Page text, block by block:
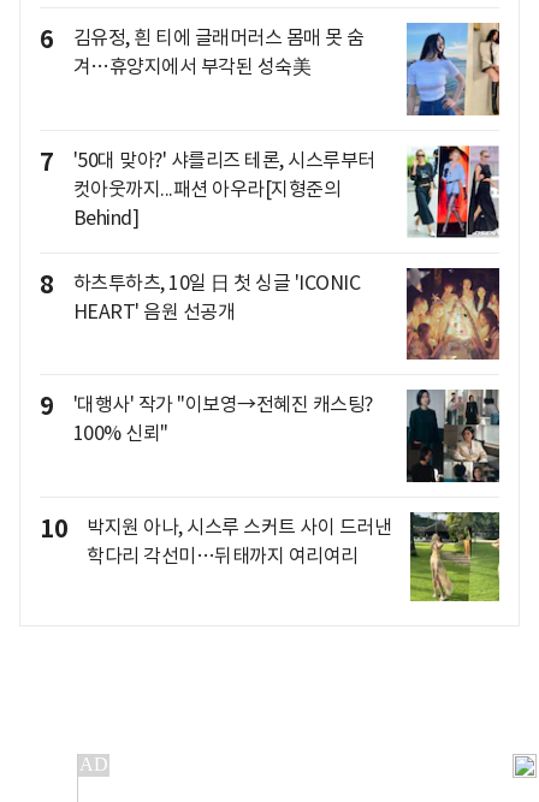
6
김유정, 흰 티에 글래머러스 몸매 못 숨
겨…휴양지에서 부각된 성숙美
7
'50대 맞아?' 샤를리즈 테론, 시스루부터
컷아웃까지...패션 아우라[지형준의
Behind]
8
하츠투하츠, 10일 日 첫 싱글 'ICONIC
HEART' 음원 선공개
9
'대행사' 작가 "이보영→전혜진 캐스팅?
100% 신뢰"
10
박지원 아나, 시스루 스커트 사이 드러낸
학다리 각선미…뒤태까지 여리여리